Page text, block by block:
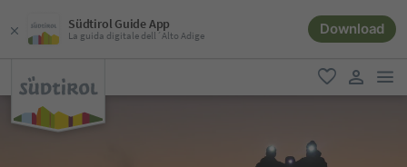
Südtirol Guide App
La guida digitale dell´Alto Adige Download
favoriti
user link